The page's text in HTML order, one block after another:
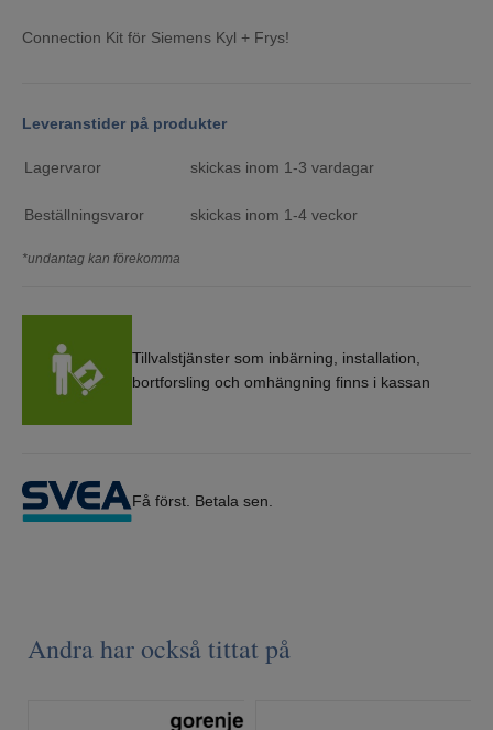
Connection Kit för Siemens Kyl + Frys!
Leveranstider på produkter
Lagervaror skickas inom 1-3 vardagar
Beställningsvaror skickas inom 1-4 veckor
*undantag kan förekomma
Tillvalstjänster som inbärning, installation,
bortforsling och omhängning finns i kassan
Få först. Betala sen.
Andra har också tittat på